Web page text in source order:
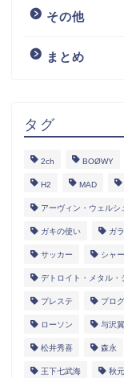
その他
まとめ
タグ
2ch BOØWY
H2 MAD
アーヴィン・ウェルシ
ガキの使い ガ
サッカー シャ
デトロイト・メタル・
プレステ プロ
ローソン 与沢翼
松井秀喜 森永
王下七武海 秋